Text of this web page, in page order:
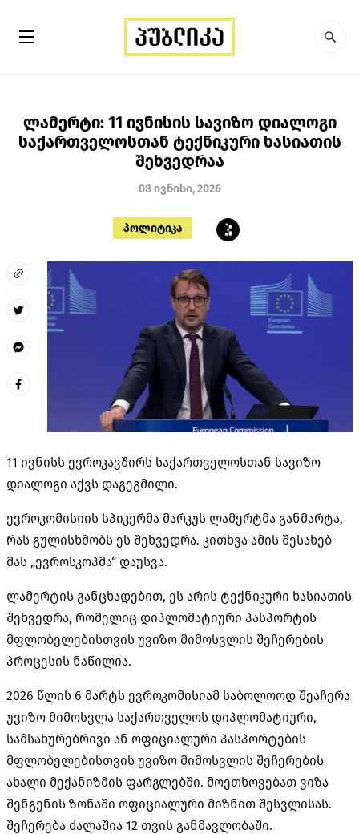
ლამერტი: 11 ივნისის სავიზო დიალოგი
საქართველოსთან ტექნიკური ხასიათის
შეხვედრაა
08 ივნისი, 2026
პოლიტიკა
11 ივნისს ევროკავშირს საქართველოსთან სავიზო
დიალოგი აქვს დაგეგმილი.
ევროკომისიის სპიკერმა მარკუს ლამერტმა განმარტა,
რას გულისხმობს ეს შეხვედრა. კითხვა ამის შესახებ
მას „ევროსკოპმა“ დაუსვა.
ლამერტის განცხადებით, ეს არის ტექნიკური ხასიათის
შეხვედრა, რომელიც დიპლომატიური პასპორტის
მფლობელებისთვის უვიზო მიმოსვლის შეჩერების
პროცესის ნაწილია.
2026 წლის 6 მარტს ევროკომისიამ საბოლოოდ შეაჩერა
უვიზო მიმოსვლა საქართველოს დიპლომატიური,
სამსახურებრივი ან ოფიციალური პასპორტების
მფლობელებისთვის უვიზო მიმოსვლის შეჩერების
ახალი მექანიზმის ფარგლებში. მოეთხოვებათ ვიზა
შენგენის ზონაში ოფიციალური მიზნით შესვლისას.
შეჩერება ძალაშია 12 თვის განმავლობაში.